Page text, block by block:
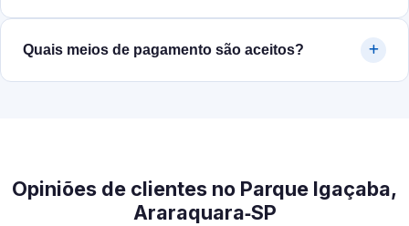
Quais meios de pagamento são aceitos?
Opiniões de clientes no Parque Igaçaba,
Araraquara‑SP